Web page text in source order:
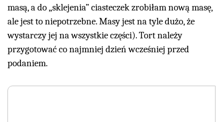
masą, a do „sklejenia” ciasteczek zrobiłam nową masę,
ale jest to niepotrzebne. Masy jest na tyle dużo, że
wystarczy jej na wszystkie części). Tort należy
przygotować co najmniej dzień wcześniej przed
podaniem.